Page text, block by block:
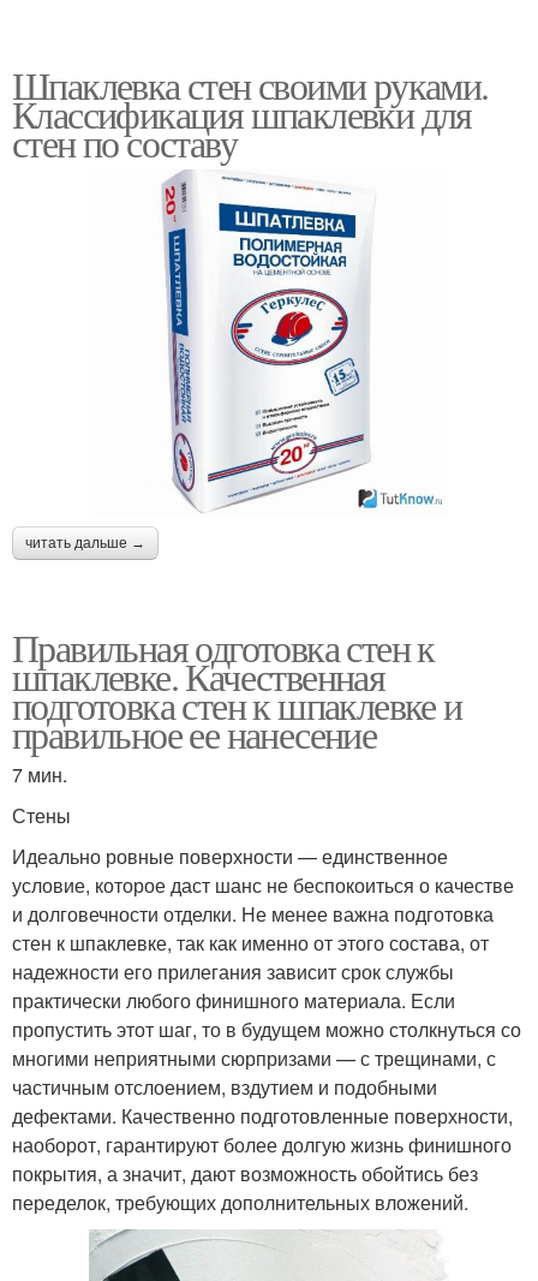
Шпаклевка стен своими руками.
Классификация шпаклевки для
стен по составу
читать дальше →
Правильная одготовка стен к
шпаклевке. Качественная
подготовка стен к шпаклевке и
правильное ее нанесение
7 мин.
Стены
Идеально ровные поверхности — единственное
условие, которое даст шанс не беспокоиться о качестве
и долговечности отделки. Не менее важна подготовка
стен к шпаклевке, так как именно от этого состава, от
надежности его прилегания зависит срок службы
практически любого финишного материала. Если
пропустить этот шаг, то в будущем можно столкнуться со
многими неприятными сюрпризами — с трещинами, с
частичным отслоением, вздутием и подобными
дефектами. Качественно подготовленные поверхности,
наоборот, гарантируют более долгую жизнь финишного
покрытия, а значит, дают возможность обойтись без
переделок, требующих дополнительных вложений.